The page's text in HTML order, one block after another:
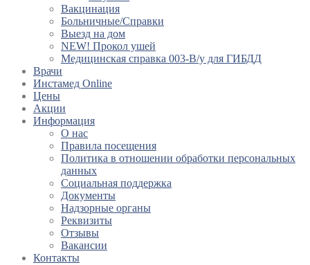
Вакцинация
Больничные/Справки
Выезд на дом
NEW! Прокол ушей
Медицинская справка 003-В/у для ГИБДД
Врачи
Инстамед Online
Цены
Акции
Информация
О нас
Правила посещения
Политика в отношении обработки персональных
данных
Социальная поддержка
Документы
Надзорные органы
Реквизиты
Отзывы
Вакансии
Контакты